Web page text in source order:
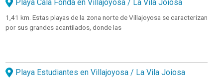
Playa Cala Fonda en Villajoyosa / La Vila Joiosa
1,41 km. Estas playas de la zona norte de Villajoyosa se caracterizan
por sus grandes acantilados, donde las
Playa Estudiantes en Villajoyosa / La Vila Joiosa